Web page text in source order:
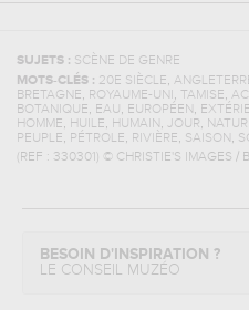
SUJETS : SCÈNE DE GENRE
MOTS-CLÉS : 20E SIÈCLE,
BRETAGNE, ROYAUME-UNI , TAMISE,
BOTANIQUE, EAU, EUROPÉEN ,
HOMME, HUILE, HUMAIN , JOUR,
PEUPLE, PÉTROLE, RIVIÈRE, SAISON ,
(REF : 330301 ) © CHRISTIE'S IMAGES /
BESOIN D'INSPIRATION ?
LE CONSEIL MUZÉO